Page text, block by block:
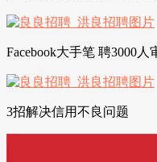
Facebook大手笔 聘3000人
3招解决信用不良问题